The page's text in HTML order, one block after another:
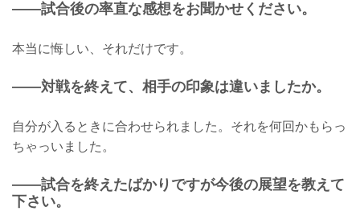
——試合後の率直な感想をお聞かせください。
本当に悔しい、それだけです。
——対戦を終えて、相手の印象は違いましたか。
自分が入るときに合わせられました。それを何回かもらっ
ちゃっいました。
——試合を終えたばかりですが今後の展望を教えて
下さい。